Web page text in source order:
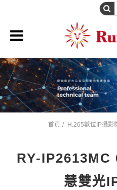
首頁 H.265數位IP攝影
RY-IP2613MC
慧雙光